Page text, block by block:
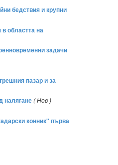
бедствия и крупни
областта на
задачи
пазар и за
налягане( Нов )
конник" първа